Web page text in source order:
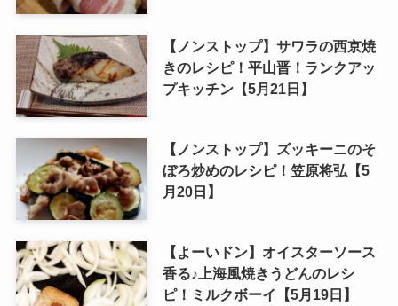
【ノンストップ】サワラの西京焼
きのレシピ！平山晋！ランクアッ
プキッチン【5月21日】
【ノンストップ】ズッキーニのそ
ぼろ炒めのレシピ！笠原将弘【5
月20日】
【よーいドン】オイスターソース
香る♪上海風焼きうどんのレシ
ピ！ミルクボーイ【5月19日】